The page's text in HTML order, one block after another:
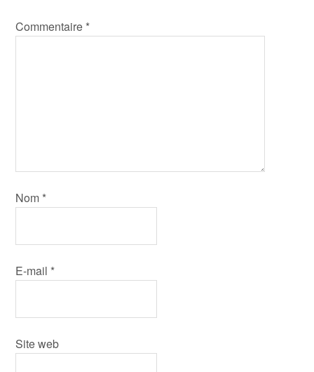
Commentaire *
Nom *
E-mail *
Site web